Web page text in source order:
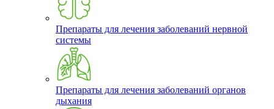
Препараты для лечения заболеваний нервной
системы
Препараты для лечения заболеваний органов
дыхания